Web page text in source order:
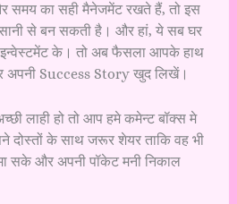
समय का सही मैनेजमेंट रखते हैं, तो इस
से बन सकती है। और हां, ये सब घर
इन्वेस्टमेंट के। तो अब फैसला आपके हाथ
अपनी Success Story खुद लिखें।
लाही हो तो आप हमे कमेन्ट बॉक्स मे
दोस्तों के साथ जरूर शेयर ताकि वह भी
सके और अपनी पॉकेट मनी निकाल